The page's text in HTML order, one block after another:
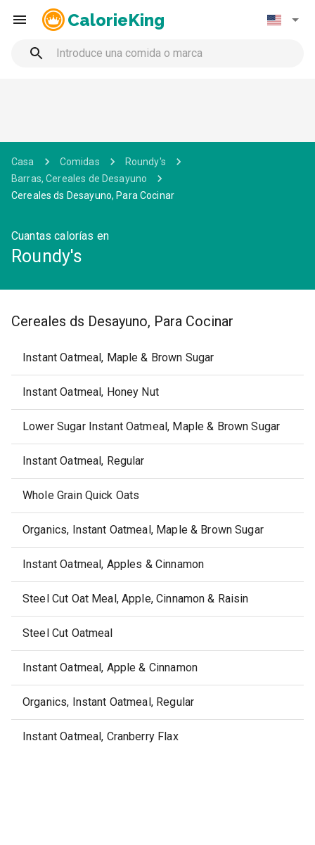
CalorieKing
Casa Comidas
Roundy's
Barras, Cereales de Desayuno
Cereales ds Desayuno, Para Cocinar
Cuantas calorías en
Roundy's
Cereales ds Desayuno, Para Cocinar
Instant Oatmeal, Maple & Brown Sugar
Instant Oatmeal, Honey Nut
Lower Sugar Instant Oatmeal, Maple & Brown Sugar
Instant Oatmeal, Regular
Whole Grain Quick Oats
Organics, Instant Oatmeal, Maple & Brown Sugar
Instant Oatmeal, Apples & Cinnamon
Steel Cut Oat Meal, Apple, Cinnamon & Raisin
Steel Cut Oatmeal
Instant Oatmeal, Apple & Cinnamon
Organics, Instant Oatmeal, Regular
Instant Oatmeal, Cranberry Flax